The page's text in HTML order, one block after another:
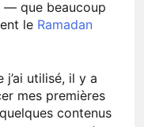
— que beaucoup
le Ramadan
j’ai utilisé, il y a
mes premières
contenus